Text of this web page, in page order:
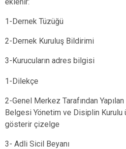
1-Dernek Tüzüğü
2-Dernek Kuruluş Bildirimi
3-Kurucuların adres bilgisi
1-Dilekçe
2-Genel Merkez Tarafından
Belgesi Yönetim ve Disiplin Kurulu
gösterir çizelge
3- Adli Sicil Beyanı